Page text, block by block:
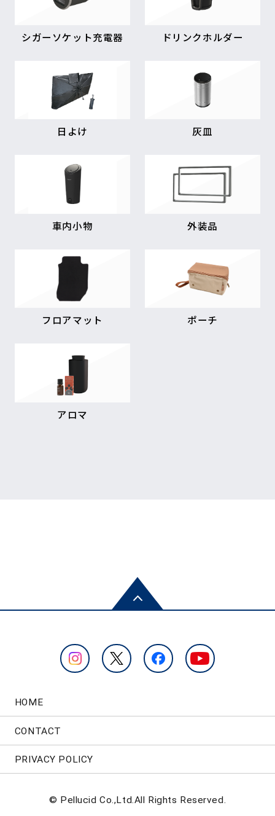
シガーソケット充電器 ドリンクホルダー
日よけ 灰皿
車内小物 外装品
フロアマット ポーチ
アロマ
HOME
CONTACT
PRIVACY POLICY
© Pellucid Co.,Ltd.All Rights Reserved.